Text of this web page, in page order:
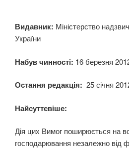
Видавник: Міністерство
України
Набув чинності: 16 березня
Остання редакція: 25 січня
Найсуттєвіше:
Дія цих Вимог поширюється на
господарю­вання незалежно від